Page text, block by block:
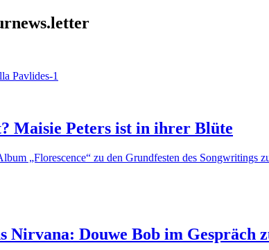
Maisie Peters ist in ihrer Blüte
„Florescence“ zu den Grundfesten des
Nirvana: Douwe Bob im Gespräch